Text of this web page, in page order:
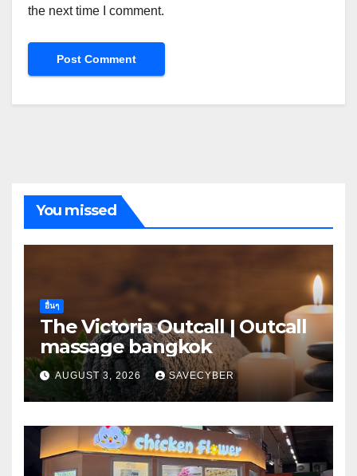
the next time I comment.
You missed
อื่นๆ
The Victoria Outcall | Outcall
massage bangkok
AUGUST 3, 2026 SAVECYBER